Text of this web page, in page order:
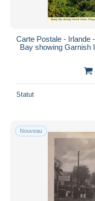
Carte Postale - Irlande
Bay showing Garnish
Statut
Nouveau